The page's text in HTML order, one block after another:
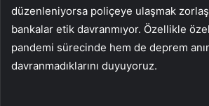
düzenleniyorsa poliçeye ulaşmak
bankalar etik davranmıyor. Özellikle
pandemi sürecinde hem de deprem
davranmadıklarını duyuyoruz.